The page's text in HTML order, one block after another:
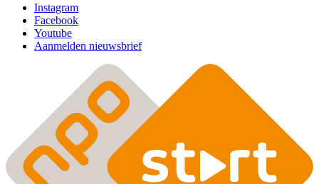
Instagram
Facebook
Youtube
Aanmelden nieuwsbrief